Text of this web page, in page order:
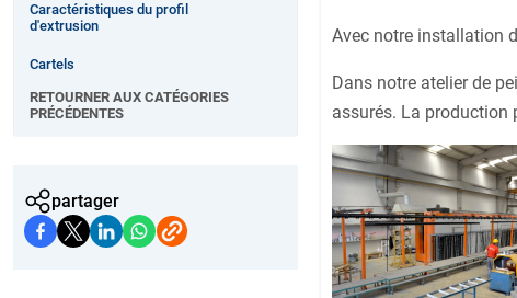
Caractéristiques du profil
d'extrusion
Cartels
RETOURNER AUX CATÉGORIES
PRÉCÉDENTES
partager
Avec notre installation
Dans notre atelier de
assurés. La production